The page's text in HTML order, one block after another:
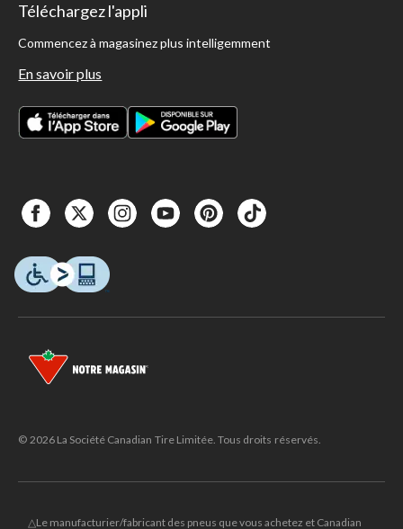
Téléchargez l'appli
Commencez à magasinez plus intelligemment
En savoir plus
© 2026 La Société Canadian Tire Limitée. Tous droits réservés.
△Le manufacturier/fabricant des pneus que vous achetez et Canadian